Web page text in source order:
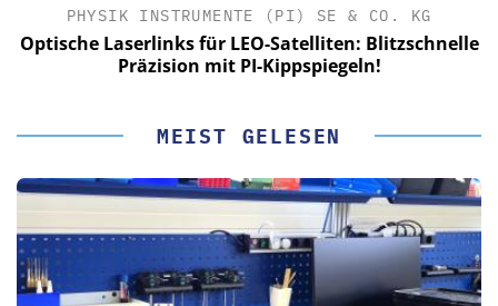
PHYSIK INSTRUMENTE (PI) SE & CO. KG
Optische Laserlinks für LEO-Satelliten: Blitzschnelle
Präzision mit PI-Kippspiegeln!
MEIST GELESEN